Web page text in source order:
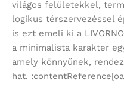
világos felületekkel,
logikus térszervezéssel
is ezt emeli ki a
a minimalista karakter
amely könnyűnek,
hat.